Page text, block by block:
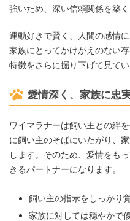
強いため、深い信頼関係を築く
運動好きで賢く、人間の感情
家族にとってかけがえのない
特徴をさらに掘り下げて見てい
愛情深く、家族に忠
ワイマラナーは飼い主との絆
に飼い主のそばにいたがり、
します。そのため、愛情をも
きるパートナーになります。
飼い主の指示をしっかり
家族に対しては穏やかで